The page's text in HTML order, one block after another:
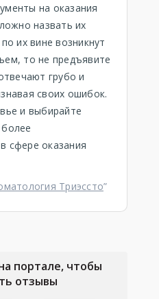
на оказания
назвать их
их вине возникнут
то не предъявите
грубо и
своих ошибок.
и выбирайте
сфере оказания
Триэссто”
портале, чтобы
отзывы